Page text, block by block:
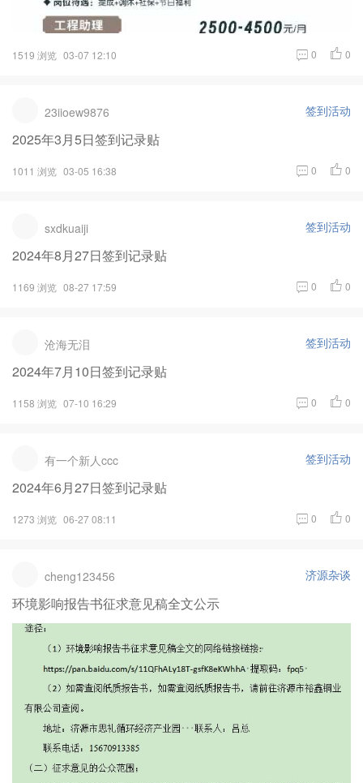
1519 浏览 03-07 12:10 0 0
23iioew9876 签到活动
2025年3月5日签到记录贴
1011 浏览 03-05 16:38 0 0
sxdkuaiji 签到活动
2024年8月27日签到记录贴
1169 浏览 08-27 17:59 0 0
沧海无泪 签到活动
2024年7月10日签到记录贴
1158 浏览 07-10 16:29 0 0
有一个新人ccc 签到活动
2024年6月27日签到记录贴
1273 浏览 06-27 08:11 0 0
cheng123456 济源杂谈
环境影响报告书征求意见稿全文公示